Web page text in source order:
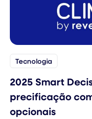
Tecnologia
2025 Smart
precificação
opcionais